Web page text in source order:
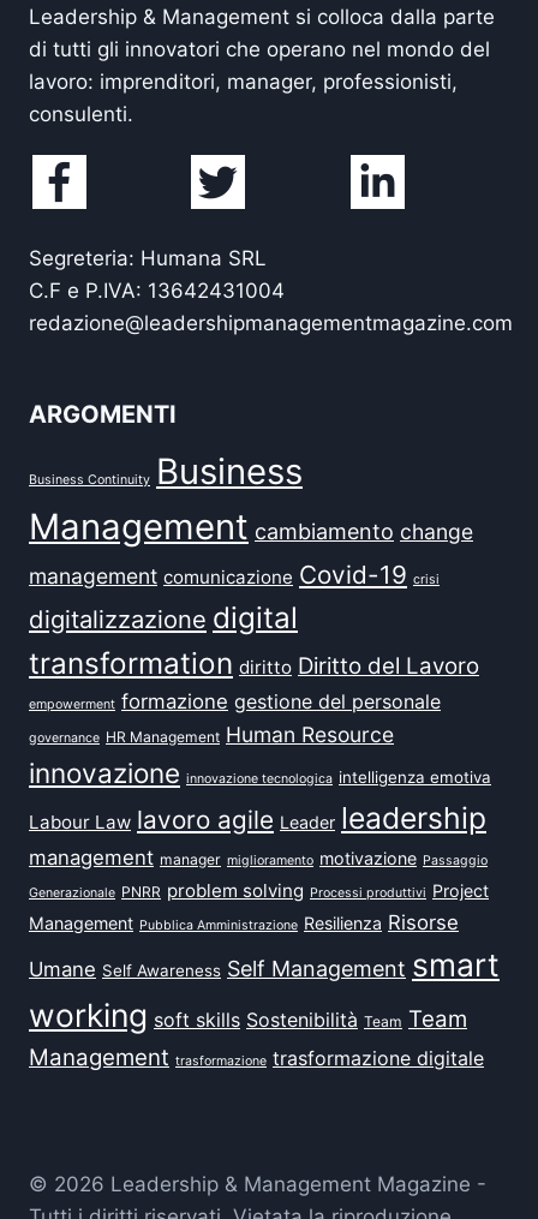
Leadership & Management si colloca dalla parte
di tutti gli innovatori che operano nel mondo del
lavoro: imprenditori, manager, professionisti,
consulenti.
Segreteria: Humana SRL
C.F e P.IVA: 13642431004
redazione@leadershipmanagementmagazine.com
ARGOMENTI
Business Continuity Business
Management cambiamento change
management comunicazione Covid-19 crisi
digitalizzazione digital
transformation diritto Diritto del Lavoro
empowerment formazione gestione del personale
governance HR Management Human Resource
innovazione innovazione tecnologica intelligenza emotiva
Labour Law lavoro agile Leader leadership
management manager miglioramento motivazione Passaggio
Generazionale PNRR problem solving Processi produttivi Project
Management Pubblica Amministrazione Resilienza Risorse
Umane Self Awareness Self Management smart
working soft skills Sostenibilità Team Team
Management trasformazione trasformazione digitale
© 2026 Leadership & Management Magazine -